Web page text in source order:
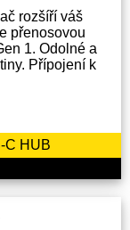
rozšíří váš
přenosovou
1. Odolné a
Přípojení k
C HUB